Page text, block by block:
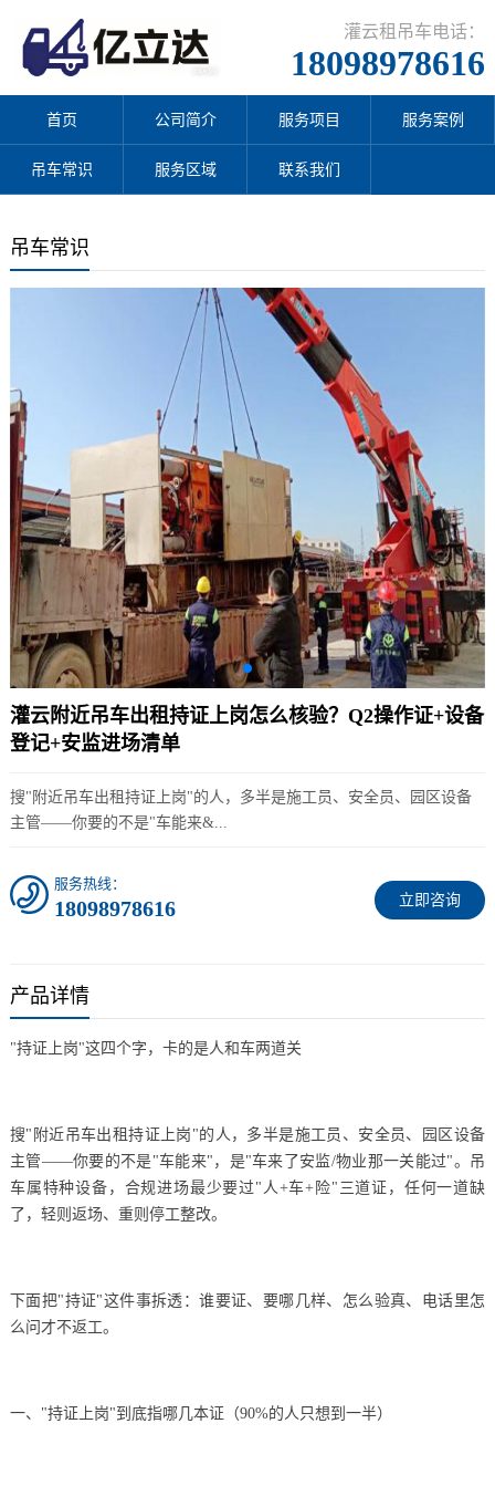
灌云租吊车电话：
18098978616
首页 公司简介 服务项目 服务案例
吊车常识 服务区域 联系我们
吊车常识
灌云附近吊车出租持证上岗怎么核验？Q2操作证+设备
登记+安监进场清单
搜"附近吊车出租持证上岗"的人，多半是施工员、安全员、园区设备
主管——你要的不是"车能来&...
立即咨询
服务热线：
18098978616
产品详情
"持证上岗"这四个字，卡的是人和车两道关
搜"附近吊车出租持证上岗"的人，多半是施工员、安全员、园区设备
主管——你要的不是"车能来"，是"车来了安监/物业那一关能过"。吊
车属特种设备，合规进场最少要过"人+车+险"三道证，任何一道缺
了，轻则返场、重则停工整改。
下面把"持证"这件事拆透：谁要证、要哪几样、怎么验真、电话里怎
么问才不返工。
一、"持证上岗"到底指哪几本证（90%的人只想到一半）